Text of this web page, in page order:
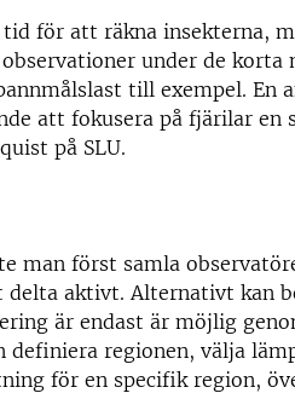
för att räkna insekterna,
under de korta
till exempel. En
att fokusera på fjärilar en
på SLU.
man först samla
delta aktivt. Alternativt kan
är endast är möjlig
definiera regionen, välja
för en specifik region,